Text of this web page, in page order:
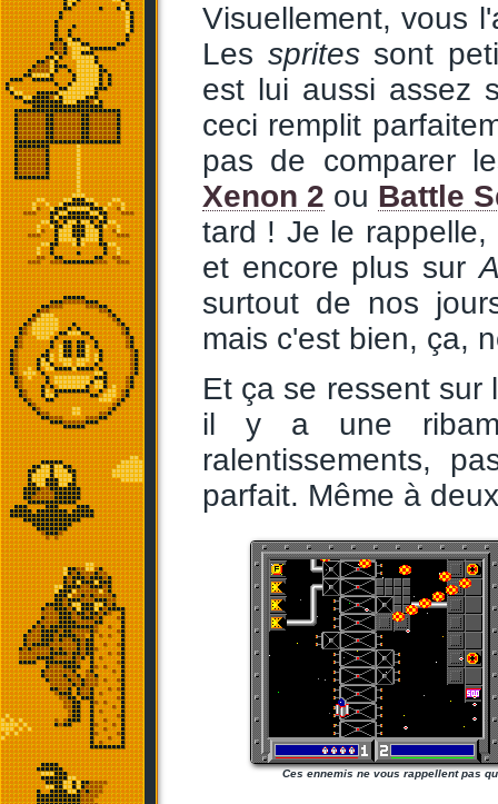
Visuellement, vous
Les spritessont
est lui aussi assez
ceci remplit
pas de comparer
Xenon 2 ou Battle
tard ! Je le
et encore plus sur
surtout de nos
mais c'est bien, ça,
Et ça se ressent sur
il y a une
ralentissements,
parfait. Même à
Ces ennemis ne vous rappellent pas